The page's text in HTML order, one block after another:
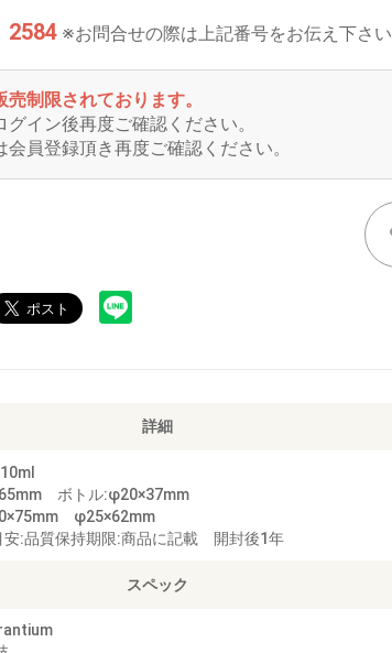
2584 ※お問合せの際は上記番号をお伝え下さい
売制限されております。
イン後再度ご確認ください。
会員登録頂き再度ご確認ください。
詳細
ボトル:φ20×37mm
φ25×62mm
安:品質保持期限:商品に記載 開封後1年
スペック